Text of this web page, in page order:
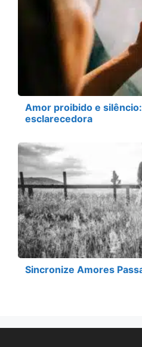
Amor proibido e
esclarecedora
Sincronize Amores